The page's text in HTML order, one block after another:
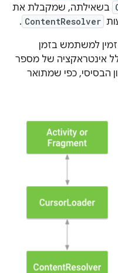
בשאילתה, שמקבלת את
ContentResolver
.
למשתמש בזמן
אינטראקציה של מספר
הבסיסי, כפי שמתואר